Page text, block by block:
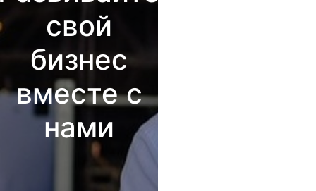
свой
бизнес
вместе с
нами